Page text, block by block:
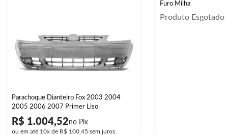
Parachoque Dianteiro Fox 2003 2004
2005 2006 2007 Primer Liso
R$ 1.004,52
ou em até 10x de R$ 100,45 sem juros
Furo Milha
Produto Esgotado